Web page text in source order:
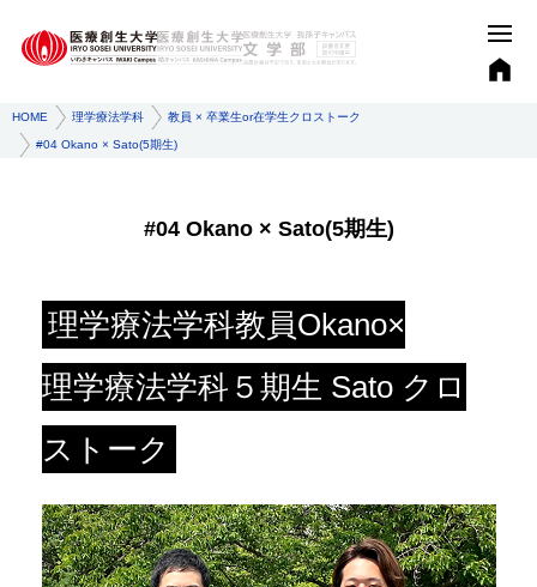
HOME 理学療法学科 教員 × 卒業生or在学生クロストーク
#04 Okano × Sato(5期生)
#04 Okano × Sato(5期生)
理学療法学科教員Okano×
理学療法学科５期生 Sato クロ
ストーク